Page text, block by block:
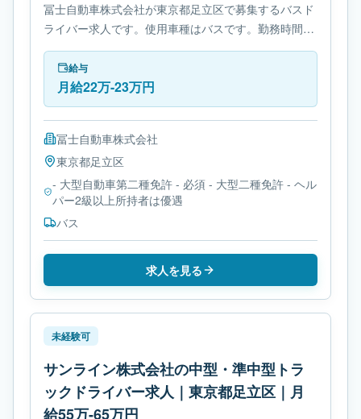
冨士自動車株式会社が東京都足立区で募集するバスド
ライバー求人です。使用車種はバスです。勤務時間
は- 変形労働時間制です。必要免許は- 大型自動車第二
種免許です。
給与
月給22万-23万円
冨士自動車株式会社
東京都足立区
- 大型自動車第二種免許 - 必須 - 大型二種免許 - ヘル
パー2級以上所持者は優遇
バス
求人を見る
未経験可
サンライン株式会社の中型・準中型トラ
ックドライバー求人｜東京都足立区｜月
給55万-65万円